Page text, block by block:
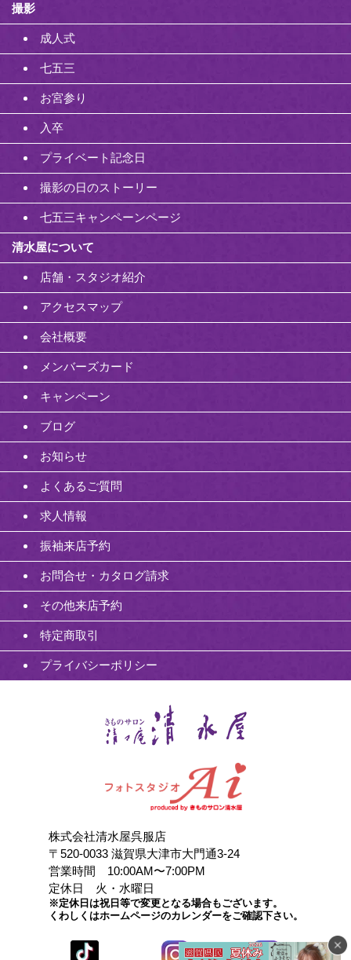
撮影
成人式
七五三
お宮参り
入卒
プライベート記念日
撮影の日のストーリー
七五三キャンペーンページ
清水屋について
店舗・スタジオ紹介
アクセスマップ
会社概要
メンバーズカード
キャンペーン
ブログ
お知らせ
よくあるご質問
求人情報
振袖来店予約
お問合せ・カタログ請求
その他来店予約
特定商取引
プライバシーポリシー
株式会社清水屋呉服店
〒520-0033 滋賀県大津市大門通3-24
営業時間 10:00AM〜7:00PM
定休日 火・水曜日
※定休日は祝日等で変更となる場合もございます。
くわしくはホームページのカレンダーをご確認下さい。